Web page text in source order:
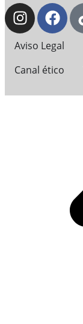
Aviso Legal
Canal ético